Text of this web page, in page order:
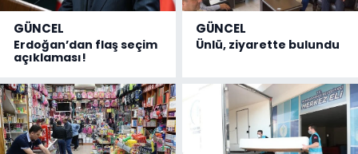
GÜNCEL
Erdoğan’dan flaş seçim
açıklaması!
GÜNCEL
Ünlü, ziyarette bulundu